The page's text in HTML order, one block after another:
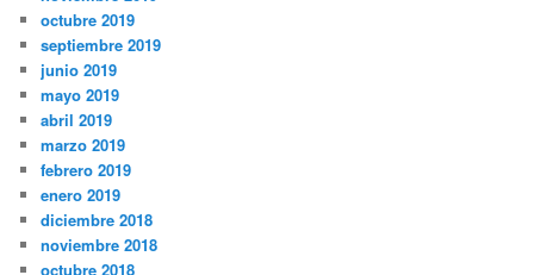
octubre 2019
septiembre 2019
junio 2019
mayo 2019
abril 2019
marzo 2019
febrero 2019
enero 2019
diciembre 2018
noviembre 2018
octubre 2018